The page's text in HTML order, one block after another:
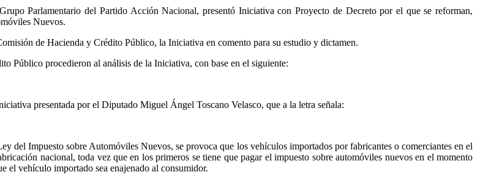
Parlamentario del Partido Acción Nacional, presentó Iniciativa con Proyecto de Decreto por el que se reforman,
Nuevos.
de Hacienda y Crédito Público, la Iniciativa en comento para su estudio y dictamen.
Público procedieron al análisis de la Iniciativa, con base en el siguiente:
presentada por el Diputado Miguel Ángel Toscano Velasco, que a la letra señala:
del Impuesto sobre Automóviles Nuevos, se provoca que los vehículos importados por fabricantes o comerciantes en el
nacional, toda vez que en los primeros se tiene que pagar el impuesto sobre automóviles nuevos en el momento
el vehículo importado sea enajenado al consumidor.